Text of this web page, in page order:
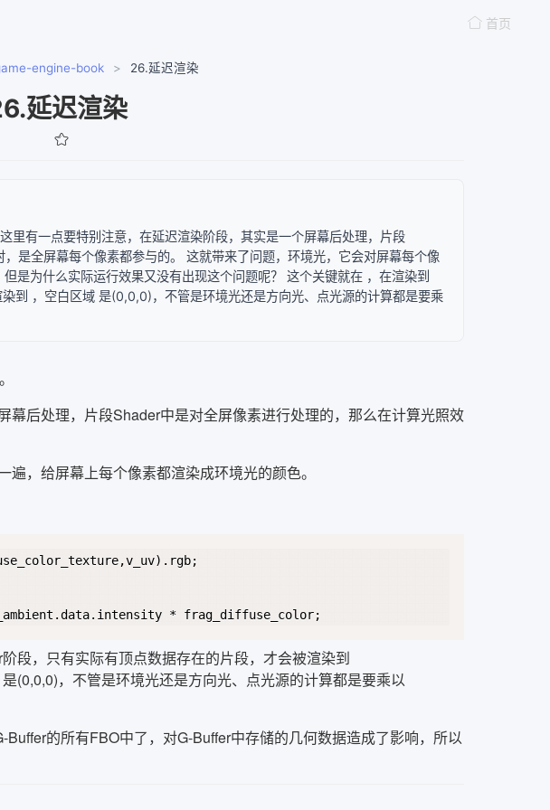
首页
engine-book > 26.延迟渲染
延迟渲染
有一点要特别注意，在延迟渲染阶段，其实是一个屏幕后处理，片段
是全屏幕每个像素都参与的。 这就带来了问题，环境光，它会对屏幕每个像
是为什么实际运行效果又没有出现这个问题呢？ 这个关键就在 ，在渲染到
到 ，空白区域 是(0,0,0)，不管是环境光还是方向光、点光源的计算都是要乘
后处理，片段Shader中是对全屏像素进行处理的，那么在计算光照效
，给屏幕上每个像素都渲染成环境光的颜色。
段，只有实际有顶点数据存在的片段，才会被渲染到
是(0,0,0)，不管是环境光还是方向光、点光源的计算都是要乘以
的所有FBO中了，对G-Buffer中存储的几何数据造成了影响，所以